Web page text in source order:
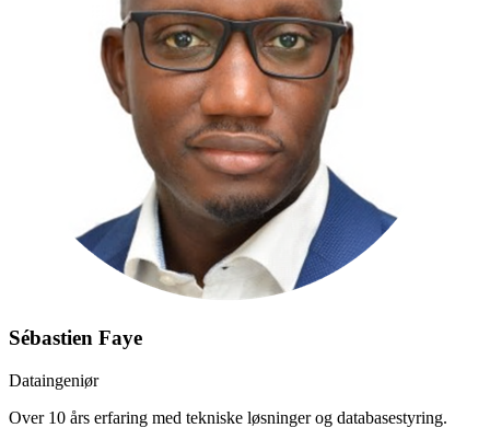
Sébastien Faye
Dataingeniør
Over 10 års erfaring med tekniske løsninger og databasestyring.